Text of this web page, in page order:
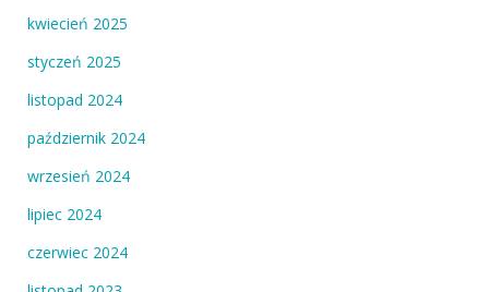
kwiecień 2025
styczeń 2025
listopad 2024
październik 2024
wrzesień 2024
lipiec 2024
czerwiec 2024